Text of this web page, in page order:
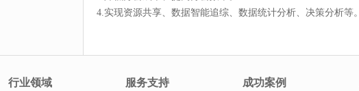
4.实现资源共享、数据智能追综、数据统计分析、决策分析等。
行业领域 服务支持 成功案例